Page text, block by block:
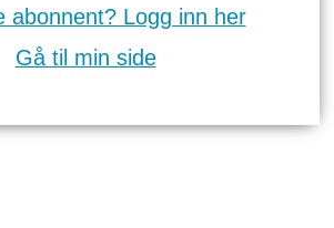
abonnent? Logg inn her
Gå til min side